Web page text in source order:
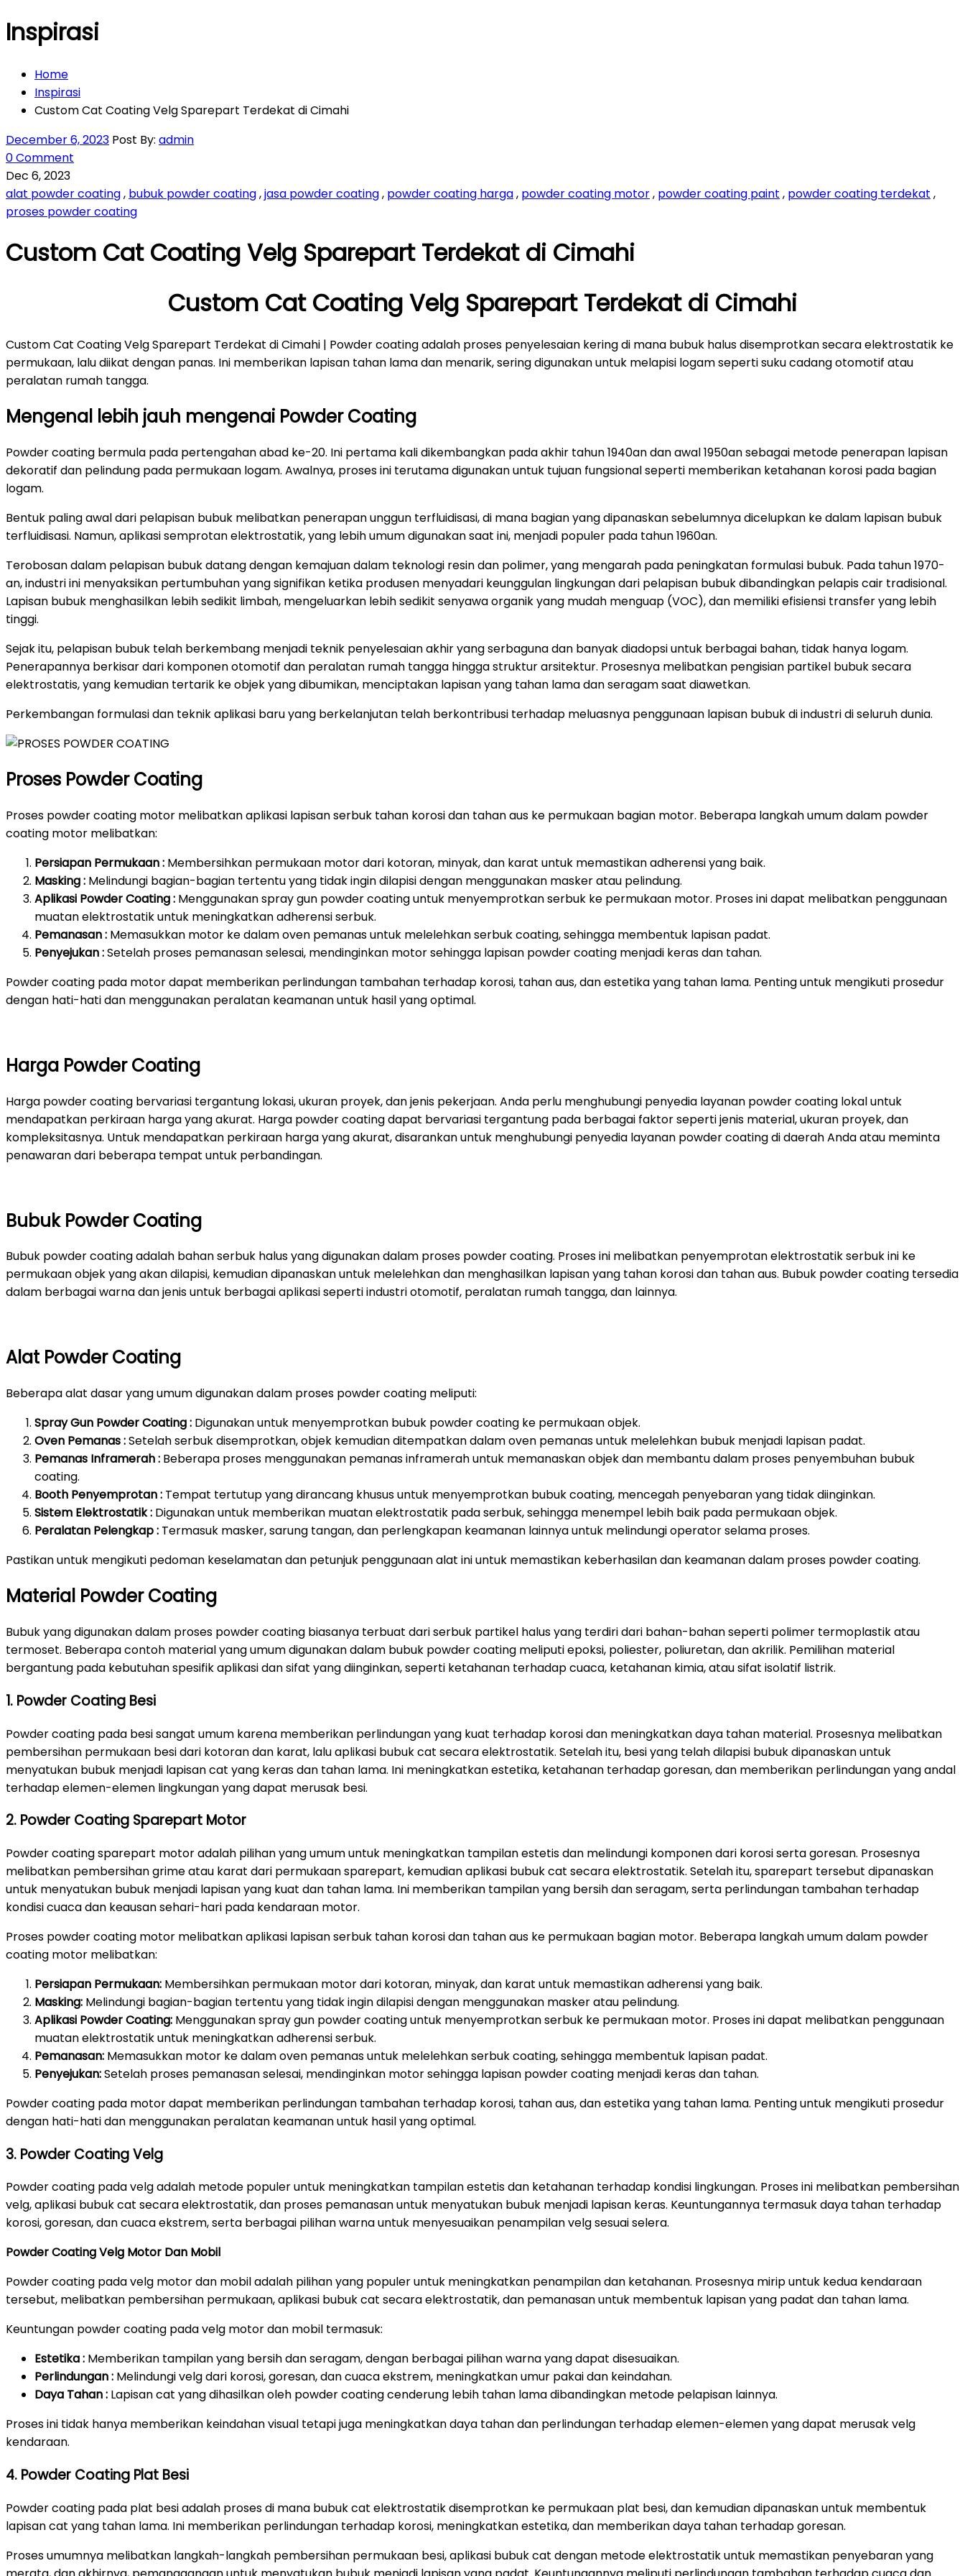
Inspirasi
Home
Inspirasi
Custom Cat Coating Velg Sparepart Terdekat di Cimahi
December 6, 2023 Post By: admin
0 Comment
Dec 6, 2023
alat powder coating, bubuk powder coating,jasa powder coating, powder coating harga, powder coating motor, powder coating paint , powder coating terdekat ,
proses powder coating
Custom Cat Coating Velg Sparepart Terdekat di Cimahi
Custom Cat Coating Velg Sparepart Terdekat di Cimahi
Custom Cat Coating Velg Sparepart Terdekat di Cimahi | Powder coating adalah proses penyelesaian kering di mana bubuk halus disemprotkan secara elektrostatik ke
permukaan, lalu diikat dengan panas. Ini memberikan lapisan tahan lama dan menarik, sering digunakan untuk melapisi logam seperti suku cadang otomotif atau
peralatan rumah tangga.
Mengenal lebih jauh mengenai Powder Coating
Powder coating bermula pada pertengahan abad ke-20. Ini pertama kali dikembangkan pada akhir tahun 1940an dan awal 1950an sebagai metode penerapan lapisan
dekoratif dan pelindung pada permukaan logam. Awalnya, proses ini terutama digunakan untuk tujuan fungsional seperti memberikan ketahanan korosi pada bagian
logam.
Bentuk paling awal dari pelapisan bubuk melibatkan penerapan unggun terfluidisasi, di mana bagian yang dipanaskan sebelumnya dicelupkan ke dalam lapisan bubuk
terfluidisasi. Namun, aplikasi semprotan elektrostatik, yang lebih umum digunakan saat ini, menjadi populer pada tahun 1960an.
Terobosan dalam pelapisan bubuk datang dengan kemajuan dalam teknologi resin dan polimer, yang mengarah pada peningkatan formulasi bubuk. Pada tahun 1970-
an, industri ini menyaksikan pertumbuhan yang signifikan ketika produsen menyadari keunggulan lingkungan dari pelapisan bubuk dibandingkan pelapis cair tradisional.
Lapisan bubuk menghasilkan lebih sedikit limbah, mengeluarkan lebih sedikit senyawa organik yang mudah menguap (VOC), dan memiliki efisiensi transfer yang lebih
tinggi.
Sejak itu, pelapisan bubuk telah berkembang menjadi teknik penyelesaian akhir yang serbaguna dan banyak diadopsi untuk berbagai bahan, tidak hanya logam.
Penerapannya berkisar dari komponen otomotif dan peralatan rumah tangga hingga struktur arsitektur. Prosesnya melibatkan pengisian partikel bubuk secara
elektrostatis, yang kemudian tertarik ke objek yang dibumikan, menciptakan lapisan yang tahan lama dan seragam saat diawetkan.
Perkembangan formulasi dan teknik aplikasi baru yang berkelanjutan telah berkontribusi terhadap meluasnya penggunaan lapisan bubuk di industri di seluruh dunia.
Proses Powder Coating
Proses powder coating motor melibatkan aplikasi lapisan serbuk tahan korosi dan tahan aus ke permukaan bagian motor. Beberapa langkah umum dalam powder
coating motor melibatkan:
Persiapan Permukaan : Membersihkan permukaan motor dari kotoran, minyak, dan karat untuk memastikan adherensi yang baik.
Masking : Melindungi bagian-bagian tertentu yang tidak ingin dilapisi dengan menggunakan masker atau pelindung.
Aplikasi Powder Coating : Menggunakan spray gun powder coating untuk menyemprotkan serbuk ke permukaan motor. Proses ini dapat melibatkan penggunaan
muatan elektrostatik untuk meningkatkan adherensi serbuk.
Pemanasan : Memasukkan motor ke dalam oven pemanas untuk melelehkan serbuk coating, sehingga membentuk lapisan padat.
Penyejukan :Setelah proses pemanasan selesai, mendinginkan motor sehingga lapisan powder coating menjadi keras dan tahan.
Powder coating pada motor dapat memberikan perlindungan tambahan terhadap korosi, tahan aus, dan estetika yang tahan lama. Penting untuk mengikuti prosedur
dengan hati-hati dan menggunakan peralatan keamanan untuk hasil yang optimal.
Harga Powder Coating
Harga powder coating bervariasi tergantung lokasi, ukuran proyek, dan jenis pekerjaan. Anda perlu menghubungi penyedia layanan powder coating lokal untuk
mendapatkan perkiraan harga yang akurat. Harga powder coating dapat bervariasi tergantung pada berbagai faktor seperti jenis material, ukuran proyek, dan
kompleksitasnya. Untuk mendapatkan perkiraan harga yang akurat, disarankan untuk menghubungi penyedia layanan powder coating di daerah Anda atau meminta
penawaran dari beberapa tempat untuk perbandingan.
Bubuk Powder Coating
Bubuk powder coating adalah bahan serbuk halus yang digunakan dalam proses powder coating. Proses ini melibatkan penyemprotan elektrostatik serbuk ini ke
permukaan objek yang akan dilapisi, kemudian dipanaskan untuk melelehkan dan menghasilkan lapisan yang tahan korosi dan tahan aus. Bubuk powder coating tersedia
dalam berbagai warna dan jenis untuk berbagai aplikasi seperti industri otomotif, peralatan rumah tangga, dan lainnya.
Alat Powder Coating
Beberapa alat dasar yang umum digunakan dalam proses powder coating meliputi:
Spray Gun Powder Coating : Digunakan untuk menyemprotkan bubuk powder coating ke permukaan objek.
Oven Pemanas :Setelah serbuk disemprotkan, objek kemudian ditempatkan dalam oven pemanas untuk melelehkan bubuk menjadi lapisan padat.
Pemanas Inframerah : Beberapa proses menggunakan pemanas inframerah untuk memanaskan objek dan membantu dalam proses penyembuhan bubuk
coating.
Booth Penyemprotan : Tempat tertutup yang dirancang khusus untuk menyemprotkan bubuk coating, mencegah penyebaran yang tidak diinginkan.
Sistem Elektrostatik : Digunakan untuk memberikan muatan elektrostatik pada serbuk, sehingga menempel lebih baik pada permukaan objek.
Peralatan Pelengkap : Termasuk masker, sarung tangan, dan perlengkapan keamanan lainnya untuk melindungi operator selama proses.
Pastikan untuk mengikuti pedoman keselamatan dan petunjuk penggunaan alat ini untuk memastikan keberhasilan dan keamanan dalam proses powder coating.
Material Powder Coating
Bubuk yang digunakan dalam proses powder coating biasanya terbuat dari serbuk partikel halus yang terdiri dari bahan-bahan seperti polimer termoplastik atau
termoset. Beberapa contoh material yang umum digunakan dalam bubuk powder coating meliputi epoksi, poliester, poliuretan, dan akrilik. Pemilihan material
bergantung pada kebutuhan spesifik aplikasi dan sifat yang diinginkan, seperti ketahanan terhadap cuaca, ketahanan kimia, atau sifat isolatif listrik.
1. Powder Coating Besi
Powder coating pada besi sangat umum karena memberikan perlindungan yang kuat terhadap korosi dan meningkatkan daya tahan material. Prosesnya melibatkan
pembersihan permukaan besi dari kotoran dan karat, lalu aplikasi bubuk cat secara elektrostatik. Setelah itu, besi yang telah dilapisi bubuk dipanaskan untuk
menyatukan bubuk menjadi lapisan cat yang keras dan tahan lama. Ini meningkatkan estetika, ketahanan terhadap goresan, dan memberikan perlindungan yang andal
terhadap elemen-elemen lingkungan yang dapat merusak besi.
2. Powder Coating Sparepart Motor
Powder coating sparepart motor adalah pilihan yang umum untuk meningkatkan tampilan estetis dan melindungi komponen dari korosi serta goresan. Prosesnya
melibatkan pembersihan grime atau karat dari permukaan sparepart, kemudian aplikasi bubuk cat secara elektrostatik. Setelah itu, sparepart tersebut dipanaskan
untuk menyatukan bubuk menjadi lapisan yang kuat dan tahan lama. Ini memberikan tampilan yang bersih dan seragam, serta perlindungan tambahan terhadap
kondisi cuaca dan keausan sehari-hari pada kendaraan motor.
Proses powder coating motor melibatkan aplikasi lapisan serbuk tahan korosi dan tahan aus ke permukaan bagian motor. Beberapa langkah umum dalam powder
coating motor melibatkan:
Persiapan Permukaan: Membersihkan permukaan motor dari kotoran, minyak, dan karat untuk memastikan adherensi yang baik.
Masking: Melindungi bagian-bagian tertentu yang tidak ingin dilapisi dengan menggunakan masker atau pelindung.
Aplikasi Powder Coating: Menggunakan spray gun powder coating untuk menyemprotkan serbuk ke permukaan motor. Proses ini dapat melibatkan penggunaan
muatan elektrostatik untuk meningkatkan adherensi serbuk.
Pemanasan: Memasukkan motor ke dalam oven pemanas untuk melelehkan serbuk coating, sehingga membentuk lapisan padat.
Penyejukan:Setelah proses pemanasan selesai, mendinginkan motor sehingga lapisan powder coating menjadi keras dan tahan.
Powder coating pada motor dapat memberikan perlindungan tambahan terhadap korosi, tahan aus, dan estetika yang tahan lama. Penting untuk mengikuti prosedur
dengan hati-hati dan menggunakan peralatan keamanan untuk hasil yang optimal.
3. Powder Coating Velg
Powder coating pada velg adalah metode populer untuk meningkatkan tampilan estetis dan ketahanan terhadap kondisi lingkungan. Proses ini melibatkan pembersihan
velg, aplikasi bubuk cat secara elektrostatik, dan proses pemanasan untuk menyatukan bubuk menjadi lapisan keras. Keuntungannya termasuk daya tahan terhadap
korosi, goresan, dan cuaca ekstrem, serta berbagai pilihan warna untuk menyesuaikan penampilan velg sesuai selera.
Powder Coating Velg Motor Dan Mobil
Powder coating pada velg motor dan mobil adalah pilihan yang populer untuk meningkatkan penampilan dan ketahanan. Prosesnya mirip untuk kedua kendaraan
tersebut, melibatkan pembersihan permukaan, aplikasi bubuk cat secara elektrostatik, dan pemanasan untuk membentuk lapisan yang padat dan tahan lama.
Keuntungan powder coating pada velg motor dan mobil termasuk:
Estetika : Memberikan tampilan yang bersih dan seragam, dengan berbagai pilihan warna yang dapat disesuaikan.
Perlindungan : Melindungi velg dari korosi, goresan, dan cuaca ekstrem, meningkatkan umur pakai dan keindahan.
Daya Tahan : Lapisan cat yang dihasilkan oleh powder coating cenderung lebih tahan lama dibandingkan metode pelapisan lainnya.
Proses ini tidak hanya memberikan keindahan visual tetapi juga meningkatkan daya tahan dan perlindungan terhadap elemen-elemen yang dapat merusak velg
kendaraan.
4. Powder Coating Plat Besi
Powder coating pada plat besi adalah proses di mana bubuk cat elektrostatik disemprotkan ke permukaan plat besi, dan kemudian dipanaskan untuk membentuk
lapisan cat yang tahan lama. Ini memberikan perlindungan terhadap korosi, meningkatkan estetika, dan memberikan daya tahan terhadap goresan.
Proses umumnya melibatkan langkah-langkah pembersihan permukaan besi, aplikasi bubuk cat dengan metode elektrostatik untuk memastikan penyebaran yang